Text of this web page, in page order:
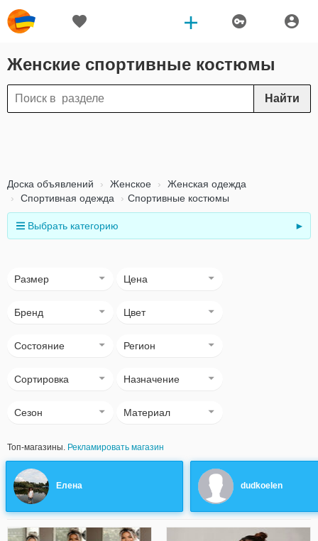
Женские спортивные костюмы
Найти
Доска объявлений Женское
Женская одежда
Спортивная одежда
Спортивные костюмы
Выбрать категорию ►
Размер Цена
Бренд Цвет
Состояние Регион
Сортировка Назначение
Сезон Материал
Топ-магазины. Рекламировать магазин
Елена dudkoelen